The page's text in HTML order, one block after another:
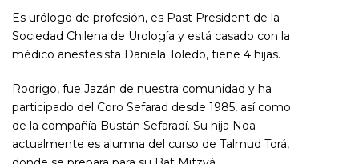
Es urólogo de profesión, es Past President de la
Sociedad Chilena de Urología y está casado con la
médico anestesista Daniela Toledo, tiene 4 hijas.
Rodrigo, fue Jazán de nuestra comunidad y ha
participado del Coro Sefarad desde 1985, así como
de la compañía Bustán Sefaradí. Su hija Noa
actualmente es alumna del curso de Talmud Torá,